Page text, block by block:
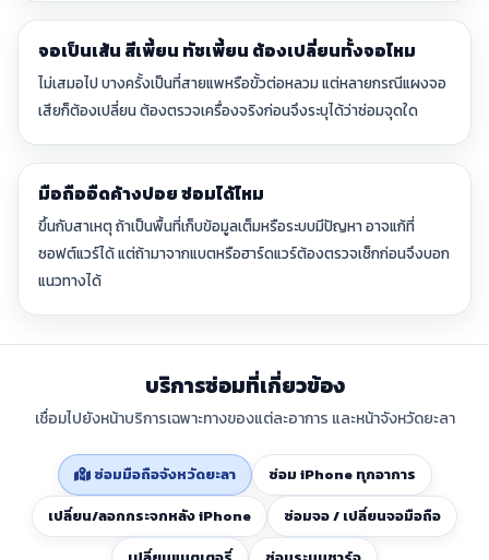
จอเป็นเส้น สีเพี้ยน ทัชเพี้ยน ต้องเปลี่ยนทั้งจอไหม
ไม่เสมอไป บางครั้งเป็นที่สายแพหรือขั้วต่อหลวม แต่หลายกรณีแผงจอ
เสียก็ต้องเปลี่ยน ต้องตรวจเครื่องจริงก่อนจึงระบุได้ว่าซ่อมจุดใด
มือถืออืดค้างบ่อย ซ่อมได้ไหม
ขึ้นกับสาเหตุ ถ้าเป็นพื้นที่เก็บข้อมูลเต็มหรือระบบมีปัญหา อาจแก้ที่
ซอฟต์แวร์ได้ แต่ถ้ามาจากแบตหรือฮาร์ดแวร์ต้องตรวจเช็กก่อนจึงบอก
แนวทางได้
บริการซ่อมที่เกี่ยวข้อง
เชื่อมไปยังหน้าบริการเฉพาะทางของแต่ละอาการ และหน้าจังหวัดยะลา
ซ่อมมือถือจังหวัดยะลา
ซ่อม iPhone ทุกอาการ
เปลี่ยน/ลอกกระจกหลัง iPhone
ซ่อมจอ / เปลี่ยนจอมือถือ